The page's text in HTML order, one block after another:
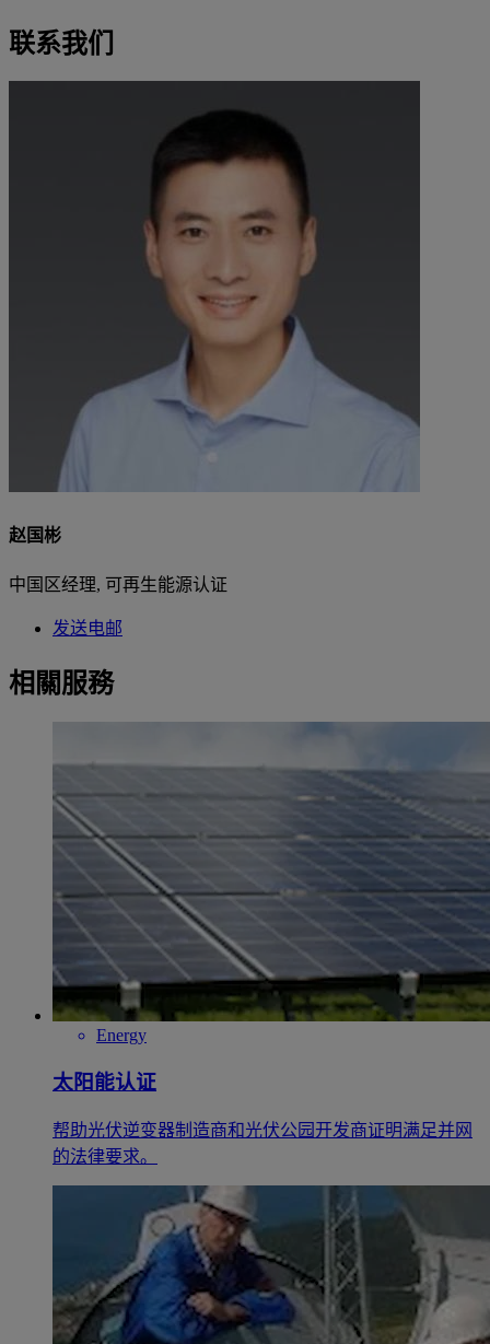
联系我们
赵国彬
中国区经理, 可再生能源认证
发送电邮
相關服務
Energy
太阳能认证
帮助光伏逆变器制造商和光伏公园开发商证明满足并网
的法律要求。